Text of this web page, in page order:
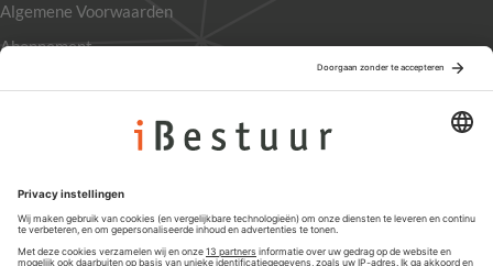
Algemene Voorwaarden
Abonnement
Privacyinstellingen